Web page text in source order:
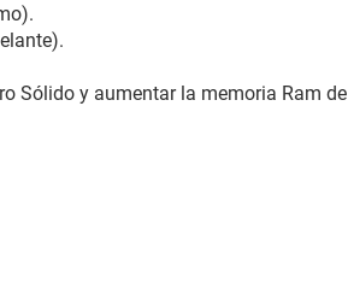
Sólido y aumentar la memoria Ram de